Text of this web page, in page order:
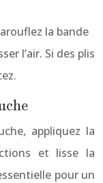
la bande
l’air. Si des plis
appliquez la
et lisse la
pour un